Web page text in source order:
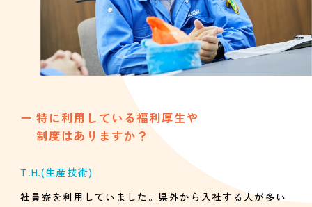
特に利用している福利厚生や
制度はありますか？
T.H.(生産技術)
社員寮を利用していました。県外から入社する人が多い